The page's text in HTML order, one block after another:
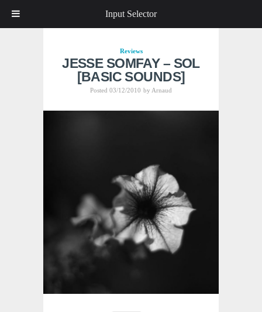
Reviews
JESSE SOMFAY – SOL
[BASIC SOUNDS]
Posted 03/12/2010 by Arnaud
Input Selector